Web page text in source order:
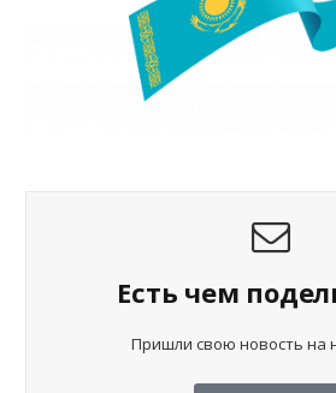
Есть чем
Пришли свою новость на